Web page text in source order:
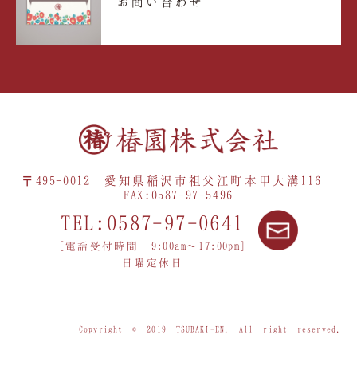
〒495-0012 愛知県稲沢市祖父江町本甲大溝116
FAX:0587-97-5496
TEL:0587-97-0641
[電話受付時間 9:00am〜17:00pm]
日曜定休日
Copyright © 2019 TSUBAKI-EN. All right reserved.